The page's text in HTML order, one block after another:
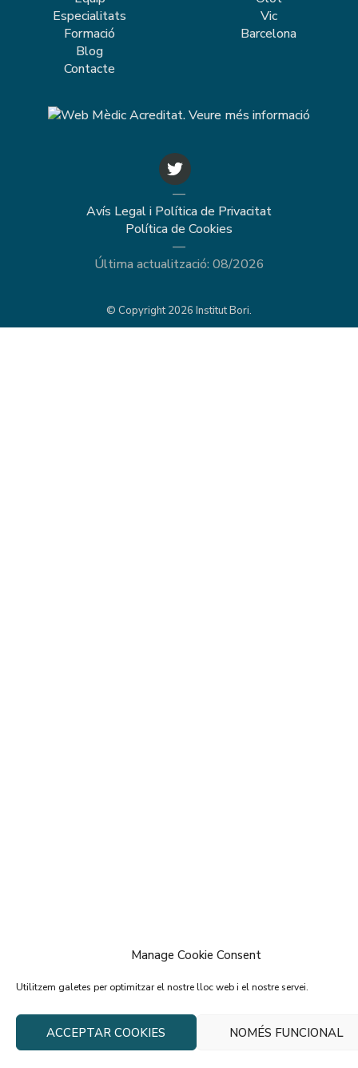
Manage Cookie Consent
Utilitzem galetes per optimitzar el nostre lloc web i el nostre servei.
ACCEPTAR COOKIES NOMÉS FUNCIONAL
Especialitats
Formació
Blog
Contacte
Vic
Barcelona
—
Avís Legal i Política de Privacitat
Política de Cookies
—
Última actualització: 08/2026
© Copyright 2026 Institut Bori.